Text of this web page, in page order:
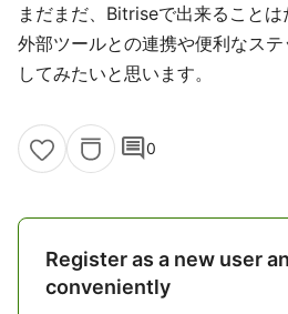
まだまだ、Bitriseで出来ることは
外部ツールとの連携や便利なス
してみたいと思います。
comment0
Register as a new user
conveniently